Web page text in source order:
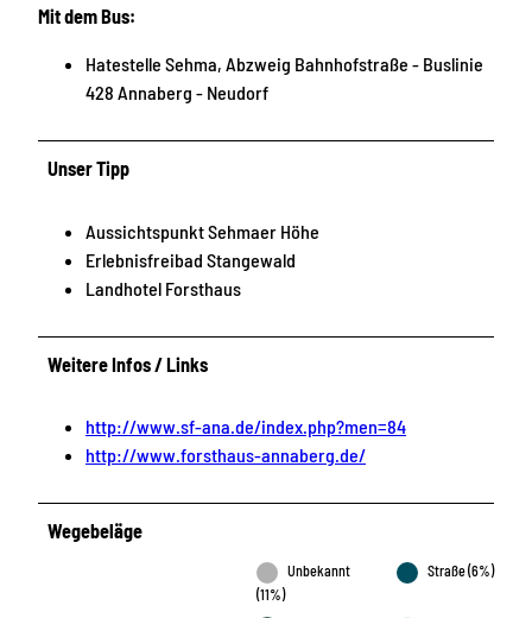
Mit dem Bus:
Hatestelle Sehma, Abzweig Bahnhofstraße - Buslinie
428 Annaberg - Neudorf
Unser Tipp
Aussichtspunkt Sehmaer Höhe
Erlebnisfreibad Stangewald
Landhotel Forsthaus
Weitere Infos / Links
http://www.sf-ana.de/index.php?men=84
http://www.forsthaus-annaberg.de/
Wegebeläge
Unbekannt
(11%)
Straße (6%)